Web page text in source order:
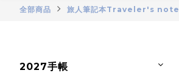
全部商品 旅人筆記本Traveler's
2027手帳